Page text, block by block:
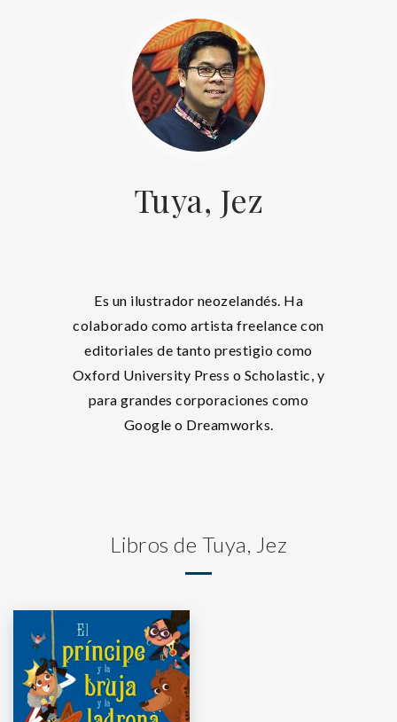
Tuya, Jez
Es un ilustrador neozelandés. Ha
colaborado como artista freelance con
editoriales de tanto prestigio como
Oxford University Press o Scholastic, y
para grandes corporaciones como
Google o Dreamworks.
Libros de Tuya, Jez